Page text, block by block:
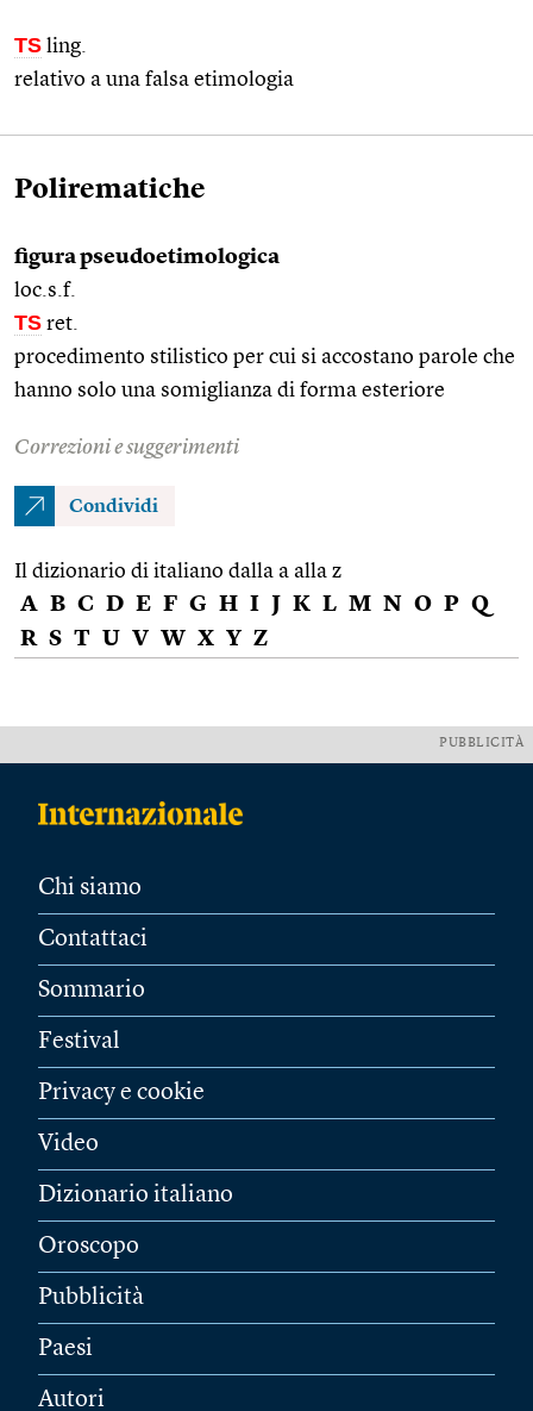
TS ling.
relativo a una falsa etimologia
Polirematiche
figura pseudoetimologica
loc.s.f.
TS ret.
procedimento stilistico per cui si accostano parole che
hanno solo una somiglianza di forma esteriore
Correzioni e suggerimenti
Condividi
Il dizionario di italiano dalla a alla z
A B C D E F G H I J K L M N O P Q
R S T U V W X Y Z
PUBBLICITÀ
Chi siamo
Contattaci
Sommario
Festival
Privacy e cookie
Video
Dizionario italiano
Oroscopo
Pubblicità
Paesi
Autori